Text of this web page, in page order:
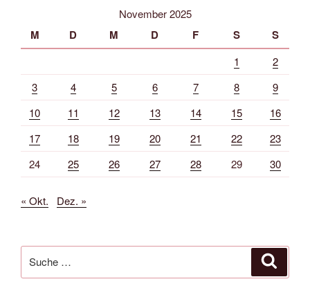
November 2025
M D M D F S S
1
2
3
4 5 6 7 8
9
10
11 12 13 14 15
16
17
18 19 20 21 22
23
24
25 26 27 28 29 30
« Okt. Dez. »
nach: